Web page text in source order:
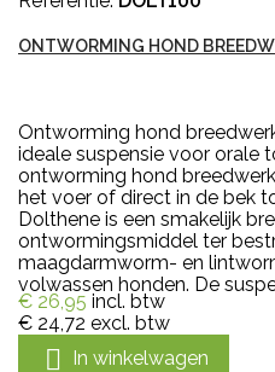
ONTWORMING HOND
Ontworming hond
ideale suspensie voor orale
ontworming hond
het voer of direct in de bek
Dolthene is een smakelijk
ontwormingsmiddel ter
maagdarmworm- en
volwassen honden. De
€ 26,95 incl. btw
€ 24,72 excl. btw
 In winkelwagen